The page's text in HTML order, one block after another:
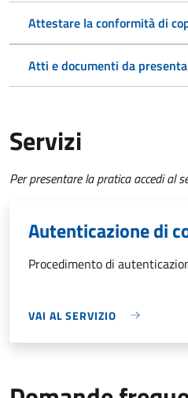
Attestare la conformità di
Atti e documenti da
Servizi
Per presentare la pratica accedi al
Autenticazione di
Procedimento di
VAI AL SERVIZIO